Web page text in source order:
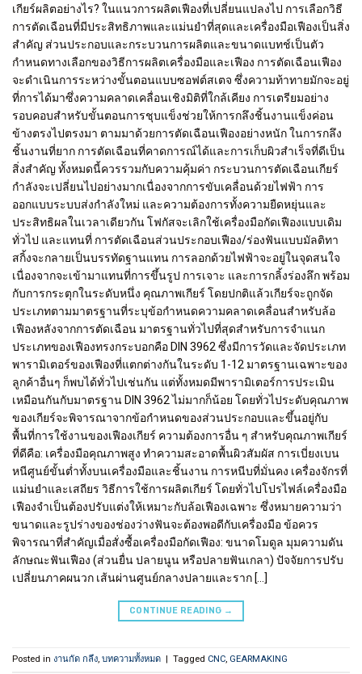
เกียร์ผลิตอย่างไร? ในแนวการผลิตเฟืองที่เปลี่ยนแปลงไป การเลือกวิธี
การตัดเฉือนที่มีประสิทธิภาพและแม่นยำที่สุดและเครื่องมือเฟืองเป็นสิ่ง
สำคัญ ส่วนประกอบและกระบวนการผลิตและขนาดแบทช์เป็นตัว
กำหนดทางเลือกของวิธีการผลิตเครื่องมือและเฟือง การตัดเฉือนเฟือง
จะดำเนินการระหว่างขั้นตอนแบบซอฟต์สเตจ ซึ่งความท้าทายมักจะอยู่
ที่การได้มาซึ่งความคลาดเคลื่อนเชิงมิติที่ใกล้เคียง การเตรียมอย่าง
รอบคอบสำหรับขั้นตอนการชุบแข็งช่วยให้การกลึงชิ้นงานแข็งค่อน
ข้างตรงไปตรงมา ตามมาด้วยการตัดเฉือนเฟืองอย่างหนัก ในการกลึง
ชิ้นงานที่ยาก การตัดเฉือนที่คาดการณ์ได้และการเก็บผิวสำเร็จที่ดีเป็น
สิ่งสำคัญ ทั้งหมดนี้ควรรวมกับความคุ้มค่า กระบวนการตัดเฉือนเกียร์
กำลังจะเปลี่ยนไปอย่างมากเนื่องจากการขับเคลื่อนด้วยไฟฟ้า การ
ออกแบบระบบส่งกำลังใหม่ และความต้องการทั้งความยืดหยุ่นและ
ประสิทธิผลในเวลาเดียวกัน โฟกัสจะเลิกใช้เครื่องมือกัดเฟืองแบบเดิม
ทั่วไป และแทนที่ การตัดเฉือนส่วนประกอบเฟือง/ร่องฟันแบบมัลติทา
สกิ้งจะกลายเป็นบรรทัดฐานแทน การลอกด้วยไฟฟ้าจะอยู่ในจุดสนใจ
เนื่องจากจะเข้ามาแทนที่การขึ้นรูป การเจาะ และการกลิ้งร่องลึก พร้อม
กับการกระตุกในระดับหนึ่ง คุณภาพเกียร์ โดยปกติแล้วเกียร์จะถูกจัด
ประเภทตามมาตรฐานที่ระบุข้อกำหนดความคลาดเคลื่อนสำหรับล้อ
เฟืองหลังจากการตัดเฉือน มาตรฐานทั่วไปที่สุดสำหรับการจำแนก
ประเภทของเฟืองทรงกระบอกคือ DIN 3962 ซึ่งมีการวัดและจัดประเภท
พารามิเตอร์ของเฟืองที่แตกต่างกันในระดับ 1-12 มาตรฐานเฉพาะของ
ลูกค้าอื่นๆ ก็พบได้ทั่วไปเช่นกัน แต่ทั้งหมดมีพารามิเตอร์การประเมิน
เหมือนกันกับมาตรฐาน DIN 3962 ไม่มากก็น้อย โดยทั่วไประดับคุณภาพ
ของเกียร์จะพิจารณาจากข้อกำหนดของส่วนประกอบและขึ้นอยู่กับ
พื้นที่การใช้งานของเฟืองเกียร์ ความต้องการอื่น ๆ สำหรับคุณภาพเกียร์
ที่ดีคือ: เครื่องมือคุณภาพสูง ทำความสะอาดพื้นผิวสัมผัส การเบี่ยงเบน
หนีศูนย์ขั้นต่ำทั้งบนเครื่องมือและชิ้นงาน การหนีบที่มั่นคง เครื่องจักรที่
แม่นยำและเสถียร วิธีการใช้การผลิตเกียร์ โดยทั่วไปโปรไฟล์เครื่องมือ
เฟืองจำเป็นต้องปรับแต่งให้เหมาะกับล้อเฟืองเฉพาะ ซึ่งหมายความว่า
ขนาดและรูปร่างของช่องว่างฟันจะต้องพอดีกับเครื่องมือ ข้อควร
พิจารณาที่สำคัญเมื่อสั่งซื้อเครื่องมือกัดเฟือง: ขนาดโมดูล มุมความดัน
ลักษณะฟันเฟือง (ส่วนยื่น ปลายนูน หรือปลายฟันเกลา) ปัจจัยการปรับ
เปลี่ยนภาคผนวก เส้นผ่านศูนย์กลางปลายและราก […]
CONTINUE READING →
Posted in งานกัด กลึง,บทความทั้งหมด | Tagged CNC, GEARMAKING